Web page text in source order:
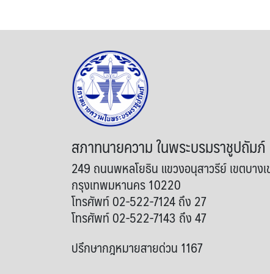
สภาทนายความ ในพระบรมราชูปถัมภ์
249 ถนนพหลโยธิน แขวงอนุสาวรีย์ เขตบาง
กรุงเทพมหานคร 10220
โทรศัพท์ 02-522-7124 ถึง 27
โทรศัพท์ 02-522-7143 ถึง 47
ปรึกษากฎหมายสายด่วน 1167